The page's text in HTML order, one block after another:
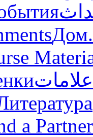
Дом.
علامات
a Partner